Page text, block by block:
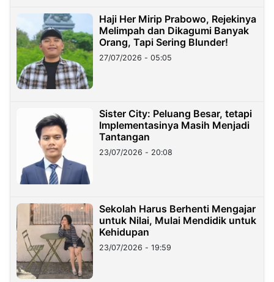
Haji Her Mirip Prabowo, Rejekinya
Melimpah dan Dikagumi Banyak
Orang, Tapi Sering Blunder!
27/07/2026 - 05:05
Sister City: Peluang Besar, tetapi
Implementasinya Masih Menjadi
Tantangan
23/07/2026 - 20:08
Sekolah Harus Berhenti Mengajar
untuk Nilai, Mulai Mendidik untuk
Kehidupan
23/07/2026 - 19:59